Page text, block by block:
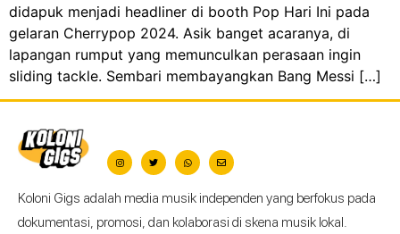
didapuk menjadi headliner di booth Pop Hari Ini pada
gelaran Cherrypop 2024. Asik banget acaranya, di
lapangan rumput yang memunculkan perasaan ingin
sliding tackle. Sembari membayangkan Bang Messi […]
Koloni Gigs adalah media musik independen yang berfokus pada
dokumentasi, promosi, dan kolaborasi di skena musik lokal.